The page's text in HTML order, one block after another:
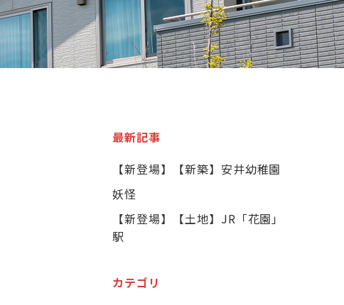
最新記事
【新登場】【新築】安井幼稚園
妖怪
【新登場】【土地】JR「花園」
駅
カテゴリ